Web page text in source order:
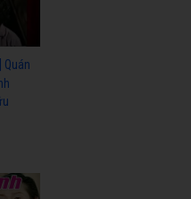
Quán